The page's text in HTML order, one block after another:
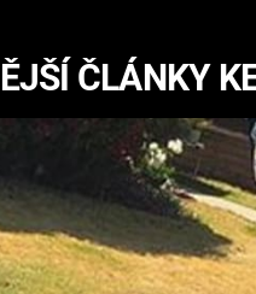
KINGDOM
COME:
ESPORT
ČLÁNKY